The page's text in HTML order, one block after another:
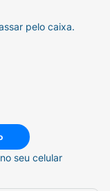
pelo caixa.
seu celular